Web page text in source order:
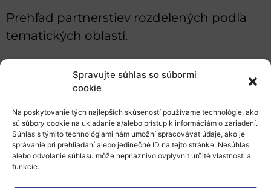
Spravujte súhlas so súbormi
cookie
Na poskytovanie tých najlepších skúseností používame technológie, ako
sú súbory cookie na ukladanie a/alebo prístup k informáciám o zariadení.
Súhlas s týmito technológiami nám umožní spracovávať údaje, ako je
správanie pri prehliadaní alebo jedinečné ID na tejto stránke. Nesúhlas
alebo odvolanie súhlasu môže nepriaznivo ovplyvniť určité vlastnosti a
funkcie.
Prehľad partnerstiev rozdelených podľa
tematických oblastí.
Zdravie